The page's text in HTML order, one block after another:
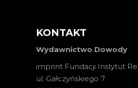
KONTAKT
Wydawnictwo Dowody
imprint Fundacji Instytut
ul. Gałczyńskiego 7